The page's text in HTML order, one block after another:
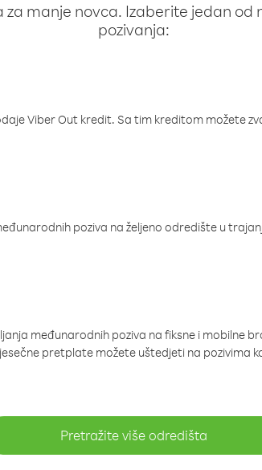
manje novca. Izaberite jedan
pozivanja:
Viber Out kredit. Sa tim kreditom možete
poziva na željeno odredište u
međunarodnih poziva na fiksne i mobilne
pretplate možete uštedjeti na pozivima
Pretražite više odredišta